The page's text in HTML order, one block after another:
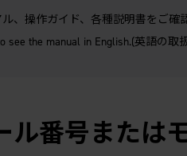
、操作ガイド、各種説明書をご確
see the manual in English.(英語の取
ル番号または